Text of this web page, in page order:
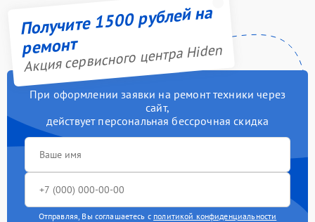
Получите 1500 рублей на
ремонт
Акция сервисного центра Hiden
При оформлении заявки на ремонт техники через
сайт,
действует персональная бессрочная скидка
Отправляя, Вы соглашаетесь с политикой конфиденциальности